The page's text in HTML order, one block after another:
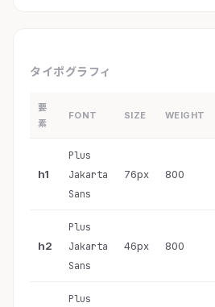
タイポグラフィ
要
素
FONT SIZE WEIGHT
h1
Plus
Jakarta
Sans
76px 800
h2
Plus
Jakarta
Sans
46px 800
Plus